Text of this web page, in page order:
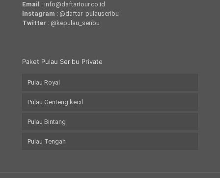
Email : info@daftartour.co.id
Instagram : @daftar_pulauseribu
Twitter : @kepulau_seribu
Paket Pulau Seribu Private
Pulau Royal
Pulau Genteng kecil
Pulau Bintang
Pulau Tengah